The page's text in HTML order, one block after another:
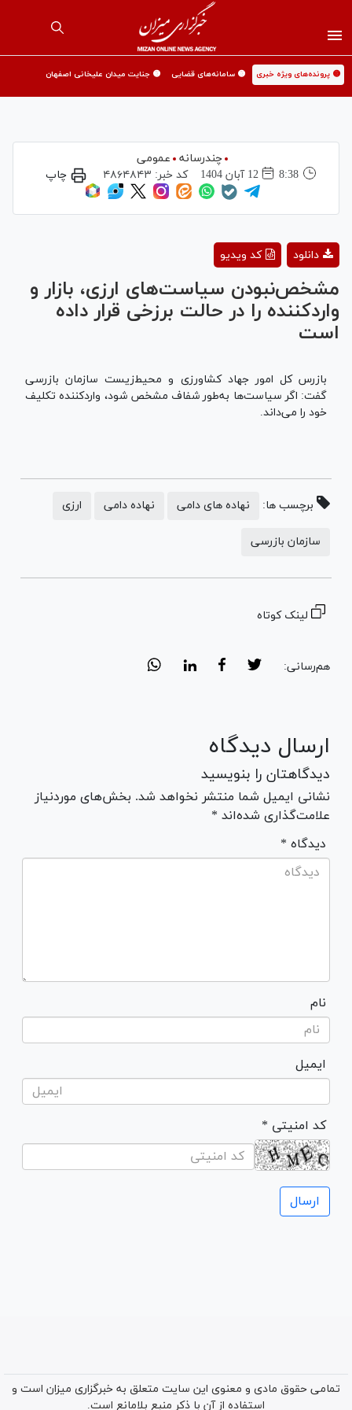
🟡 پرونده‌های ویژه خبری 🟡 سامانه‌های قضایی 🟡 جنایت میدان علیخانی اصفهان
چندرسانه
عمومی
8:38
12 آبان 1404 کد خبر: ۴۸۶۴۸۴۳ چاپ
Video
کد ویدیو دانلود
مشخص‌نبودن سیاست‌های ارزی، بازار و
واردکننده را در حالت برزخی قرار داده
است
بازرس کل امور جهاد کشاورزی و محیط‌زیست سازمان بازرسی
گفت: اگر سیاست‌ها به‌طور شفاف مشخص شود، واردکننده تکلیف
خود را می‌داند.
برچسب ها: نهاده های دامی نهاده دامی ارزی
سازمان بازرسی
لینک کوتاه
هم‌رسانی:
ارسال دیدگاه
دیدگاهتان را بنویسید
نشانی ایمیل شما منتشر نخواهد شد. بخش‌های موردنیاز
علامت‌گذاری شده‌اند *
* دیدگاه
نام
ایمیل
* کد امنیتی
تمامی حقوق مادی و معنوی این سایت متعلق به خبرگزاری میزان است و
استفاده از آن با ذکر منبع بلامانع است.